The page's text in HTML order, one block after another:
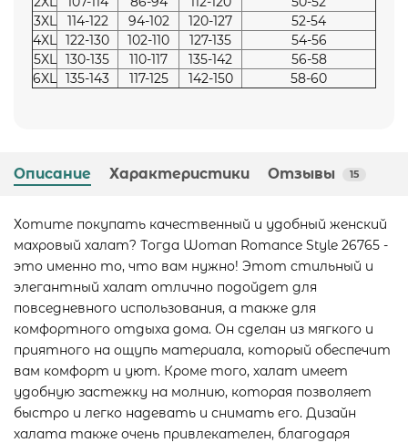
3XL
114-122 94-102 120-127
52-54
4XL 122-130 102-110 127-135
54-56
5XL 130-135 110-117 135-142
56-58
6XL 135-143 117-125 142-150 58-60
Описание Характеристики Отзывы 15
Хотите покупать качественный и удобный женский
махровый халат? Тогда Woman Romance Style 26765 -
это именно то, что вам нужно! Этот стильный и
элегантный халат отлично подойдет для
повседневного использования, а также для
комфортного отдыха дома. Он сделан из мягкого и
приятного на ощупь материала, который обеспечит
вам комфорт и уют. Кроме того, халат имеет
удобную застежку на молнию, которая позволяет
быстро и легко надевать и снимать его. Дизайн
халата также очень привлекателен, благодаря